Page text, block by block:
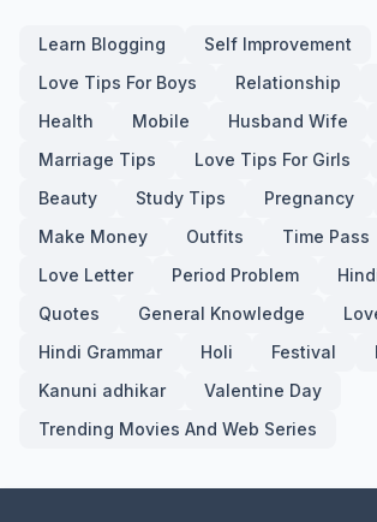
Learn Blogging
Self Improvement
Love Tips For Boys
Relationship
Health
Mobile Husband Wife
Marriage Tips
Love Tips For Girls
Beauty
Study Tips Pregnancy
Make Money
Outfits Time Pass
Love Letter
Period Problem
Quotes
General Knowledge
Hindi Grammar
Holi Festival
Kanuni adhikar
Valentine Day
Trending Movies And Web Series